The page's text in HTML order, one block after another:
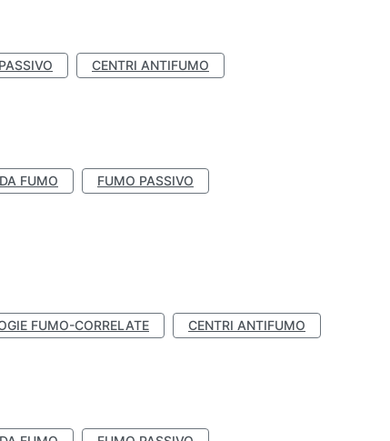
CENTRI ANTIFUMO
FUMO
FUMO PASSIVO
FUMO-CORRELATE CENTRI ANTIFUMO